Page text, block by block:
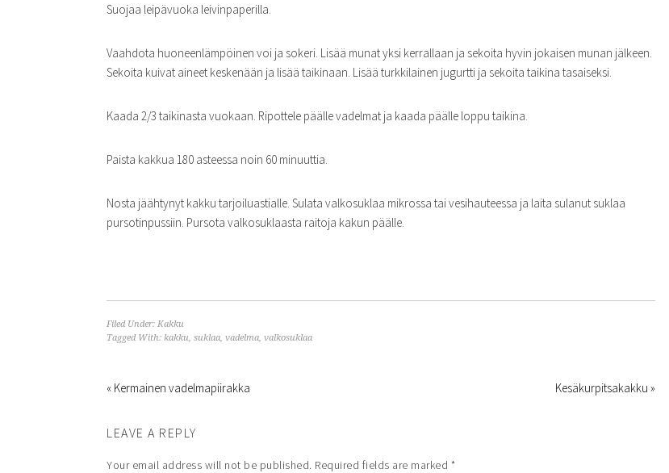
Suojaa leipävuoka leivinpaperilla.
Vaahdota huoneenlämpöinen voi ja sokeri. Lisää munat yksi kerrallaan ja sekoita hyvin jokaisen munan jälkeen.
Sekoita kuivat aineet keskenään ja lisää taikinaan. Lisää turkkilainen jugurtti ja sekoita taikina tasaiseksi.
Kaada 2/3 taikinasta vuokaan. Ripottele päälle vadelmat ja kaada päälle loppu taikina.
Paista kakkua 180 asteessa noin 60 minuuttia.
Nosta jäähtynyt kakku tarjoiluastialle. Sulata valkosuklaa mikrossa tai vesihauteessa ja laita sulanut suklaa
pursotinpussiin. Pursota valkosuklaasta raitoja kakun päälle.
Filed Under: Kakku
Tagged With: kakku, suklaa, vadelma, valkosuklaa
« Kermainen vadelmapiirakka Kesäkurpitsakakku »
LEAVE A REPLY
Your email address will not be published. Required fields are marked *